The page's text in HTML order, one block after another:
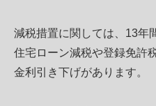
減税措置に関しては、13年
住宅ローン減税や登録免許
金利引き下げがあります。